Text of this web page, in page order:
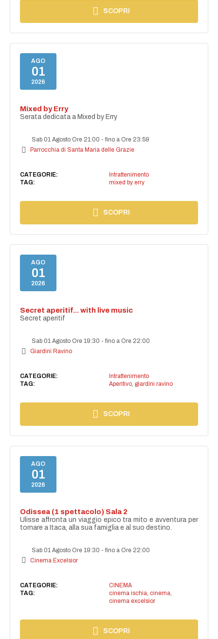
SCOPRI
AGO
01
2026
Mixed by Erry
Serata dedicata a Mixed by Erry
Sab 01 Agosto Ore 21:00 -fino a Ore 23:59
Parrocchia di Santa Maria delle Grazie
CATEGORIE:
Intrattenimento
TAG:
mixed by erry
SCOPRI
AGO
01
2026
Secret aperitif... with live music
Secret aperitif
Sab 01 Agosto Ore 19:30 -fino a Ore 22:00
Giardini Ravino
CATEGORIE:
Intrattenimento
TAG:
Aperitivo, giardini ravino
SCOPRI
AGO
01
2026
Odissea (1 spettacolo) Sala 2
Ulisse affronta un viaggio epico tra mito e avventura per
tornare a Itaca, alla sua famiglia e al suo destino.
Sab 01 Agosto Ore 19:30 -fino a Ore 22:00
Cinema Excelsior
CATEGORIE:
CINEMA
TAG:
cinema ischia cinema
cinema excelsior
SCOPRI